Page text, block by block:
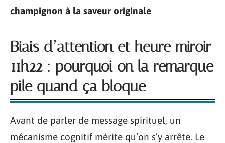
champignon à la saveur originale
Biais d’attention et heure miroir
11h22 : pourquoi on la remarque
pile quand ça bloque
Avant de parler de message spirituel, un
mécanisme cognitif mérite qu’on s’y arrête. Le